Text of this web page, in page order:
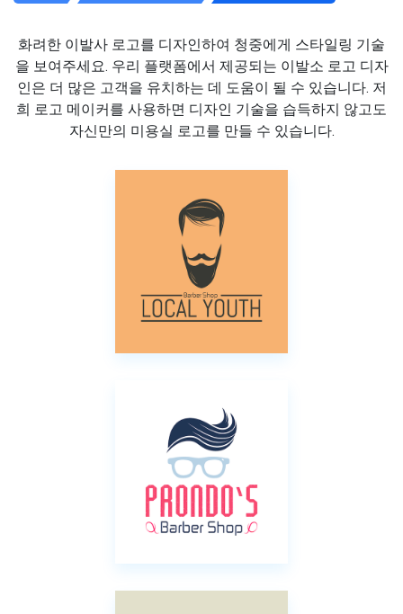
화려한 이발사 로고를 디자인하여 청중에게 스타일링 기술
을 보여주세요. 우리 플랫폼에서 제공되는 이발소 로고 디자
인은 더 많은 고객을 유치하는 데 도움이 될 수 있습니다. 저
희 로고 메이커를 사용하면 디자인 기술을 습득하지 않고도
자신만의 미용실 로고를 만들 수 있습니다.